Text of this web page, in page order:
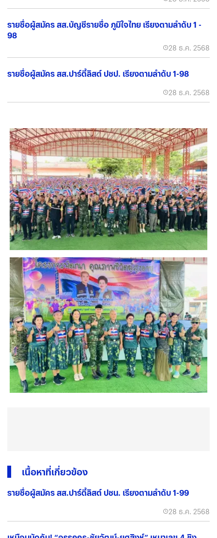
รายชื่อผู้สมัคร สส.บัญชีรายชื่อ ภูมิใจไทย เรียงตามลำดับ 1 -
98
28 ธ.ค. 2568
รายชื่อผู้สมัคร สส.ปาร์ตี้ลิสต์ ปชป. เรียงตามลำดับ 1-98
28 ธ.ค. 2568
เนื้อหาที่เกี่ยวข้อง
รายชื่อผู้สมัคร สส.ปาร์ตี้ลิสต์ ปชน. เรียงตามลำดับ 1-99
28 ธ.ค. 2568